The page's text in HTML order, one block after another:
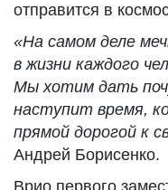
отправится в
«На самом деле
в жизни каждого
Мы хотим дать
наступит время,
прямой дорогой к
Андрей Борисенко.
Врио первого